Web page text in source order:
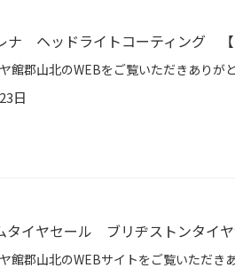
ヘッドライトコーティング 【
日
タイヤセール ブリヂストンタイ